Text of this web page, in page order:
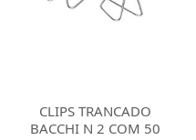
CLIPS TRANCADO
BACCHI N 2 COM 50